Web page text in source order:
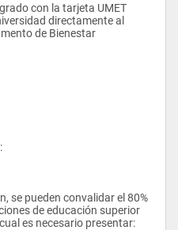
con la tarjeta UMET
directamente al
de Bienestar
se pueden convalidar el 80%
de educación superior
es necesario presentar: